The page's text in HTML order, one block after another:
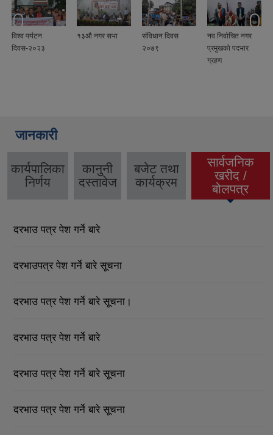
विश्व पर्यटन
दिवस-२०२३
१३औ नगर सभा
संविधान दिवस
२०७९
नव निर्वाचित नगर
प्रमुखको पदभार
ग्रहण
जानकारी
कार्यपालिका
निर्णय
कानुनी
दस्तावेज
बजेट तथा
कार्यक्रम
सार्वजनिक
खरीद /
बोलपत्र
(active tab)
दरभाउ पत्र पेश गर्ने बारे
दरभाउपत्र पेश गर्ने बारे सूचना
दरभाउ पत्र पेश गर्ने बारे सूचना।
दरभाउ पत्र पेश गर्ने बारे
दरभाउ पत्र पेश गर्ने बारे सूचना
दरभाउ पत्र पेश गर्ने बारे सूचना